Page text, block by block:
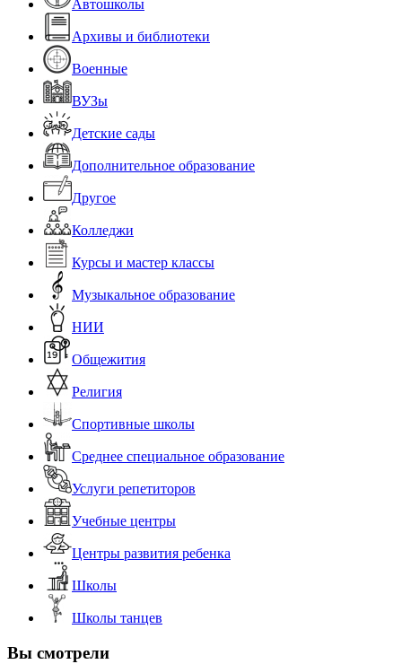
Автошколы
Архивы и библиотеки
Военные
ВУЗы
Детские сады
Дополнительное образование
Другое
Колледжи
Курсы и мастер классы
Музыкальное образование
НИИ
Общежития
Религия
Спортивные школы
Среднее специальное образование
Услуги репетиторов
Учебные центры
Центры развития ребенка
Школы
Школы танцев
Вы смотрели